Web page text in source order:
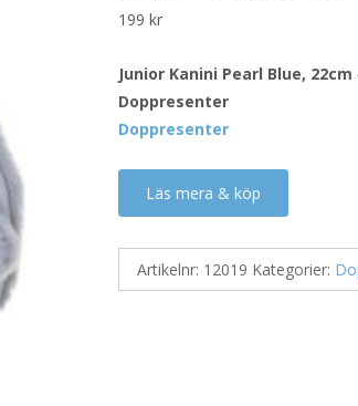
199kr
Junior Kanini Pearl Blue,
Doppresenter
Doppresenter
Läs mera & köp
Artikelnr: 12019 Kategorier: